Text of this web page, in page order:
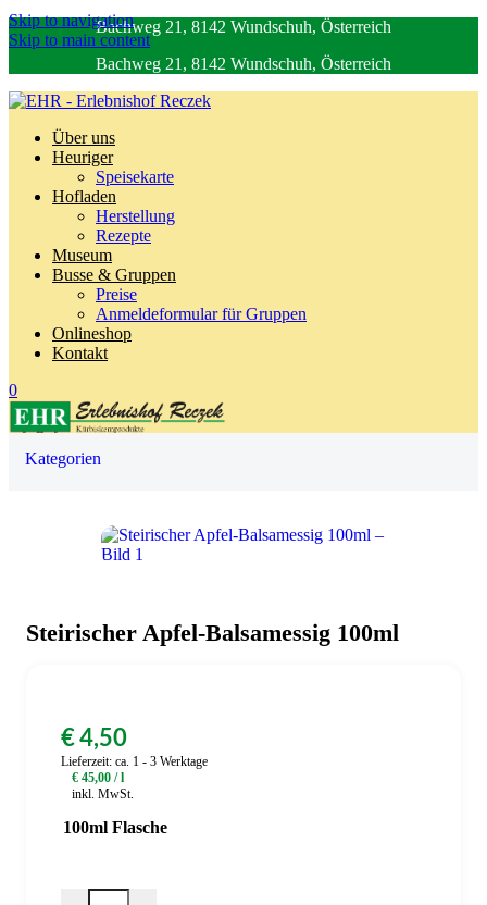
Skip to navigation
Skip to main content
Bachweg 21, 8142 Wundschuh, Österreich
Bachweg 21, 8142 Wundschuh, Österreich
Über uns
Heuriger
Speisekarte
Hofladen
Herstellung
Rezepte
Museum
Busse & Gruppen
Preise
Anmeldeformular für Gruppen
Onlineshop
Kontakt
0
Kategorien
Steirischer Apfel-Balsamessig 100ml
€4,50
Lieferzeit: ca. 1 - 3 Werktage
€ 45,00 /l
inkl. MwSt.
100ml Flasche